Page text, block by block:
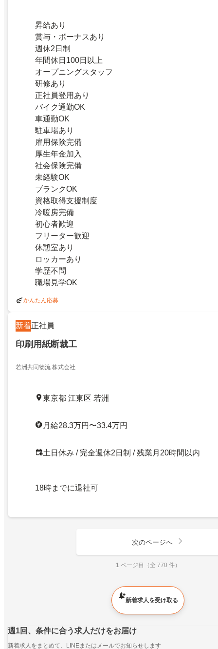
昇給あり
賞与・ボーナスあり
週休2日制
年間休日100日以上
オープニングスタッフ
研修あり
正社員登用あり
バイク通勤OK
車通勤OK
駐車場あり
雇用保険完備
厚生年金加入
社会保険完備
未経験OK
ブランクOK
資格取得支援制度
冷暖房完備
初心者歓迎
フリーター歓迎
休憩室あり
ロッカーあり
学歴不問
職場見学OK
かんたん応募
新着正社員
印刷用紙断裁工
若洲共同物流 株式会社
東京都 江東区 若洲
月給28.3万円〜33.4万円
土日休み / 完全週休2日制 / 残業月20時間以内
18時までに退社可
次のページへ
1 ページ目（全 770 件）
新着求人を受け取る
週1回、条件に合う求人だけをお届け
新着求人をまとめて、LINEまたはメールでお知らせします